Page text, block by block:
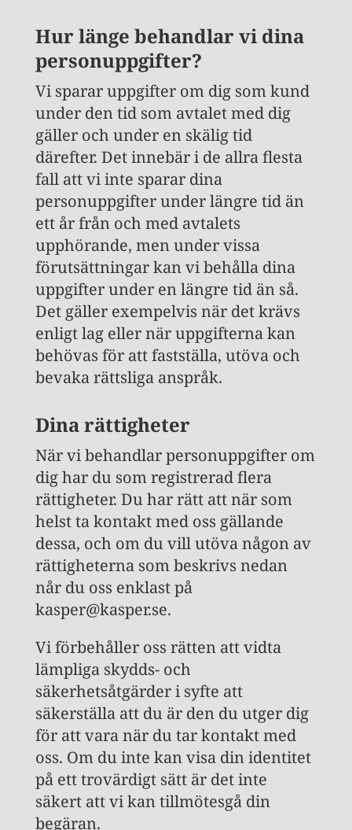
Hur länge behandlar vi dina
personuppgifter?
Vi sparar uppgifter om dig som kund
under den tid som avtalet med dig
gäller och under en skälig tid
därefter. Det innebär i de allra flesta
fall att vi inte sparar dina
personuppgifter under längre tid än
ett år från och med avtalets
upphörande, men under vissa
förutsättningar kan vi behålla dina
uppgifter under en längre tid än så.
Det gäller exempelvis när det krävs
enligt lag eller när uppgifterna kan
behövas för att fastställa, utöva och
bevaka rättsliga anspråk.
Dina rättigheter
När vi behandlar personuppgifter om
dig har du som registrerad flera
rättigheter. Du har rätt att när som
helst ta kontakt med oss gällande
dessa, och om du vill utöva någon av
rättigheterna som beskrivs nedan
når du oss enklast på
kasper@kasper.se.
Vi förbehåller oss rätten att vidta
lämpliga skydds- och
säkerhetsåtgärder i syfte att
säkerställa att du är den du utger dig
för att vara när du tar kontakt med
oss. Om du inte kan visa din identitet
på ett trovärdigt sätt är det inte
säkert att vi kan tillmötesgå din
begäran.